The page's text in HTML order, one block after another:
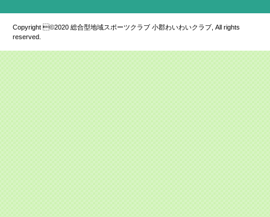
Copyright ©2020 総合型地域スポーツクラブ 小郡わいわいクラブ, All rights
reserved.